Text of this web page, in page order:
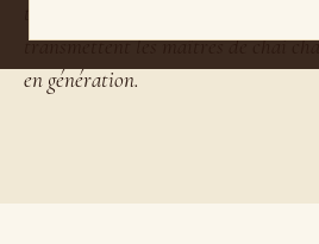
transmettent les maîtres de chai
en génération.